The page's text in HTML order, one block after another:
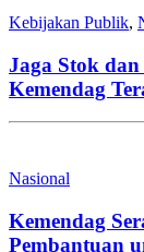
Kebijakan Publik,
Jaga Stok
Kemendag
Nasional
Kemendag
Pembantuan